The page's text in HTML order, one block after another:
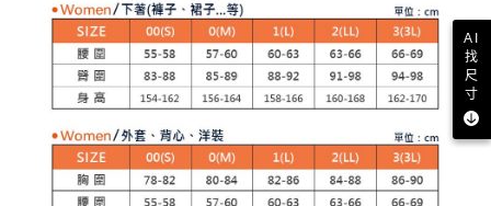
2.基於同意付款使用「大哥付你分期」之契約關係目的，商店將以您的個人
資料（包含姓名、電話或地址）提供予台灣大哥大進項蒐集、處理及利用，
由本公司與您本人進行分期帳單所需資料之確認、核對及更正。
3.完整用戶服務條款，請詳閱以下連結：https://oppay.tw/userRule
※ 交易是否成功請以「AFTEE先享後付 」之結帳頁面顯示為準，若有關於
是否繳費成功／繳費後需取消欲退款等相關疑問，請聯繫「AFTEE先享後付
客戶支援中心」
https://netprotections.freshdesk.com/support/home
【注意事項】
易，需依本服務之必要範圍內提供個人資料，並將交易相關給付款項請求債
權轉讓予恩沛科技股份有限公司。
２．關於個人資料處理事宜，請瀏覽以下網址：
https://aftee.tw/terms/#terms3
付款後萊爾富取貨
免運費
7-11取貨付款
付款後7-11取貨
免運費
AI
找
尺
寸